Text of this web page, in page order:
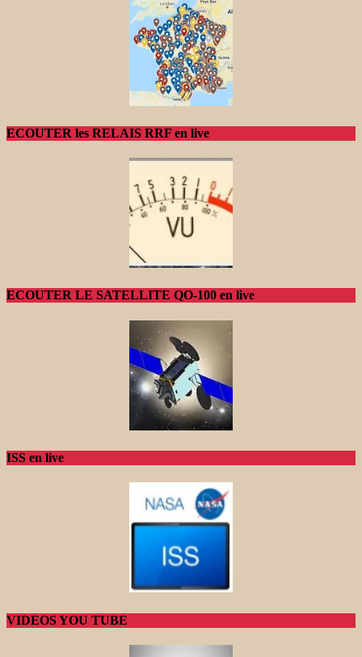
ECOUTER les RELAIS RRF en live
ECOUTER LE SATELLITE QO-100 en live
ISS en live
VIDEOS YOU TUBE